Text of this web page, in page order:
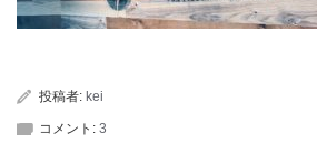
投稿者: kei
コメント: 3